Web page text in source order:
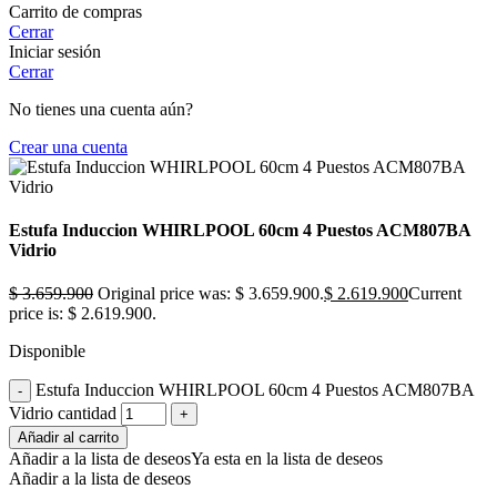
Carrito de compras
Cerrar
Iniciar sesión
Cerrar
No tienes una cuenta aún?
Crear una cuenta
Estufa Induccion WHIRLPOOL 60cm 4 Puestos ACM807BA
Vidrio
$3.659.900 Original price was: $ 3.659.900.$ 2.619.900Current
price is: $ 2.619.900.
Disponible
Estufa Induccion WHIRLPOOL 60cm 4 Puestos ACM807BA
Vidrio cantidad
Añadir al carrito
Añadir a la lista de deseosYa esta en la lista de deseos
Añadir a la lista de deseos